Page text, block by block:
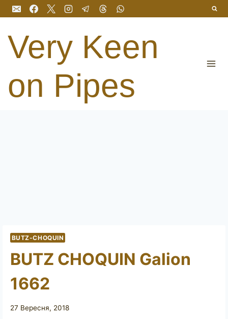
Перейти
до
вмісту
Very Keen
on Pipes
BUTZ-CHOQUIN
BUTZ CHOQUIN Galion
1662
27 Вересня, 2018